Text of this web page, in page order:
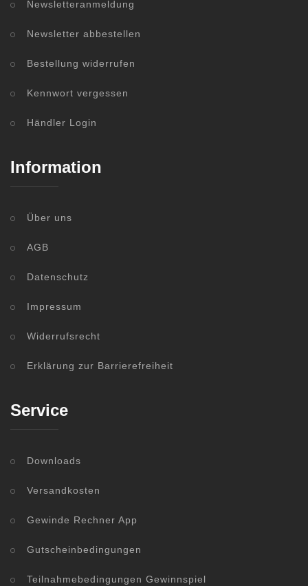
Newsletteranmeldung
Newsletter abbestellen
Bestellung widerrufen
Kennwort vergessen
Händler Login
Information
Über uns
AGB
Datenschutz
Impressum
Widerrufsrecht
Erklärung zur Barrierefreiheit
Service
Downloads
Versandkosten
Gewinde Rechner App
Gutscheinbedingungen
Teilnahmebedingungen Gewinnspiel